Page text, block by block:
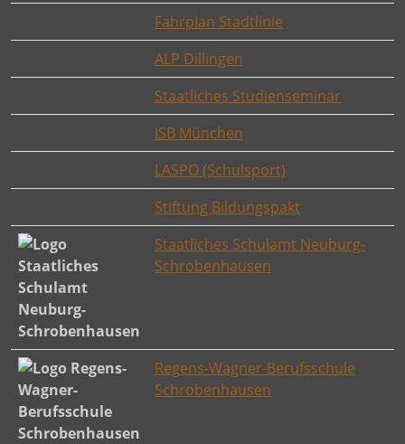
Fahrplan Stadtlinie
ALP Dillingen
Staatliches Studienseminar
ISB München
LASPO (Schulsport)
Stiftung Bildungspakt
Staatliches Schulamt Neuburg-
Schrobenhausen
Regens-Wagner-Berufsschule
Schrobenhausen